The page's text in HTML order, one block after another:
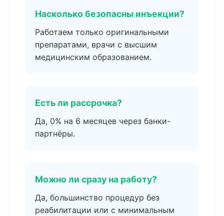
Насколько безопасны инъекции?
Работаем только оригинальными
препаратами, врачи с высшим
медицинским образованием.
Есть ли рассрочка?
Да, 0% на 6 месяцев через банки-
партнёры.
Можно ли сразу на работу?
Да, большинство процедур без
реабилитации или с минимальным